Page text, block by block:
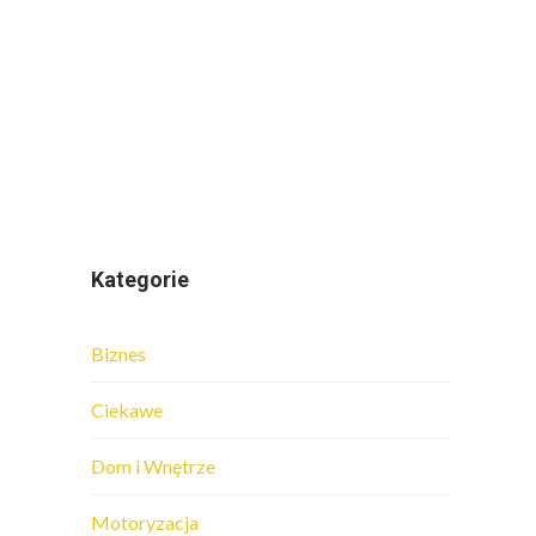
Kategorie
Biznes
Ciekawe
Dom i Wnętrze
Motoryzacja